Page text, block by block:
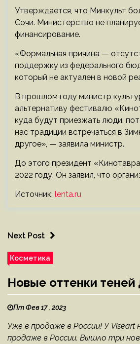
Утверждается, что Минкульт
Сочи. Министерство не
финансирование.
«Формальная причина —
поддержку из федерального
который не актуален в новой
В прошлом году министр
альтернативу фестивалю
куда будут приезжать люди,
нас традиции встречаться в
другое», — заявила министр.
До этого президент
2022 году. Он заявил, что
Источник: lenta.ru
Next Post
Косметика
Новые оттенки
Пт Фев 17 , 2023
Уже в продаже в России! У
продаже в России. Вышло три